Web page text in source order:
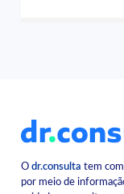
Odr.consulta tem
por meio de